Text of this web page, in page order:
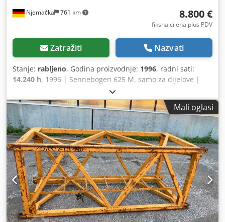
Njemačka 761 km 8.800 €
fiksna cijena plus PDV
Zatražiti Nazvati
Stanje: rabljeno, Godina proizvodnje: 1996, radni sati:
14.240 h, 1996 | Sennebogen 625 M, samo za dijelove |
Mobilni kran | 14240 sati 📍Lokacija: Njemačka 🚛 Dostava
je moguća do vaše lokacije – koristite naš kalkulator
troškova dostave za procjenu troškova transporta! 💰
Kupite sada za 8800 EUR ili pošaljite ponudu. Moguća
uplata prilikom dostave uz pristojnu naknadu (podložno
odobrenju)* 👷‍♂️ Provjereno od strane neovisnog stručnjaka
0 točaka inspekcije, 0 odobreno ✅, 0 nedostataka ℹ️, 0
troškova ⚠️ 📌 Komentar inspektora: Namijenjeno za
dijelove: Već je uklonjeno mnogo komponenti. Motor i
hidraulična pumpa su prisutni, a osovine su kompletne.
Međutim, nedostaju neki hidraulički dijelovi, kao i džojstici
i zasloni. Također, navodno postoje nedostaci na motoru.
📄 Želite vidjeti cjeloviti izvještaj o inspekciji, dodatne
Mali oglasi